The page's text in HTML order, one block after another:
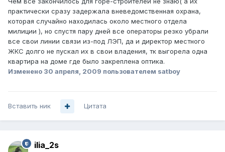
практически сразу задержала вневедомственная охрана,
которая случайно находилась около местного отдела
милиции ), но спустя пару дней все операторы резко убрали
все свои линии связи из-под ЛЭП, да и директор местного
ЖКС долго не пускал их в свои владения, тк выгорела одна
квартира на доме где было закреплена оптика.
Изменено 30 апреля, 2009 пользователем satboy
Вставить ник Цитата
ilia_2s